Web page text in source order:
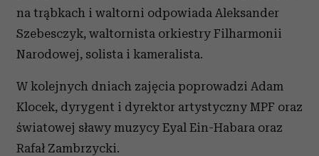
na trąbkach i waltorni odpowiada Aleksander
Szebesczyk, waltornista orkiestry Filharmonii
Narodowej, solista i kameralista.
W kolejnych dniach zajęcia poprowadzi Adam
Klocek, dyrygent i dyrektor artystyczny MPF oraz
światowej sławy muzycy Eyal Ein-Habara oraz
Rafał Zambrzycki.